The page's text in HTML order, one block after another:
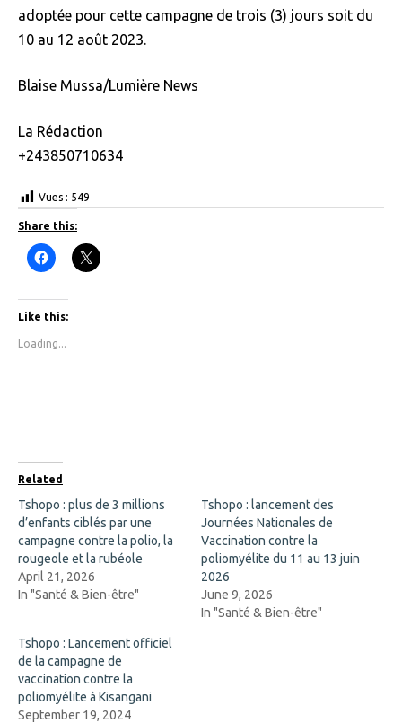
adoptée pour cette campagne de trois (3) jours soit du
10 au 12 août 2023.
Blaise Mussa/Lumière News
La Rédaction
+243850710634
Vues : 549
Share this:
C
l
k
t
o
h
b
o
o
k
(
O
p
e
n
s
i
n
w
i
n
d
o
w
)
C
l
i
n
n
e
w
w
d
Like this:
Loading...
Related
Tshopo : plus de 3 millions
d’enfants ciblés par une
campagne contre la polio, la
rougeole et la rubéole
April 21, 2026
In "Santé & Bien-être"
Tshopo : lancement des
Journées Nationales de
Vaccination contre la
poliomyélite du 11 au 13 juin
2026
June 9, 2026
In "Santé & Bien-être"
Tshopo : Lancement officiel
de la campagne de
vaccination contre la
poliomyélite à Kisangani
September 19, 2024